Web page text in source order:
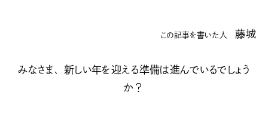
この記事を書いた人藤城
みなさま、新しい年を迎える準備は進んでいるでしょう
か？